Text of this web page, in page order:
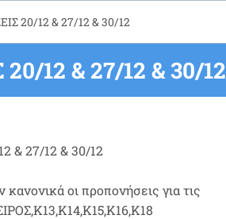
20/12 & 27/12 & 30/12
12 & 27/12 & 30/12
& 27/12 & 30/12
οι προπονήσεις για τις